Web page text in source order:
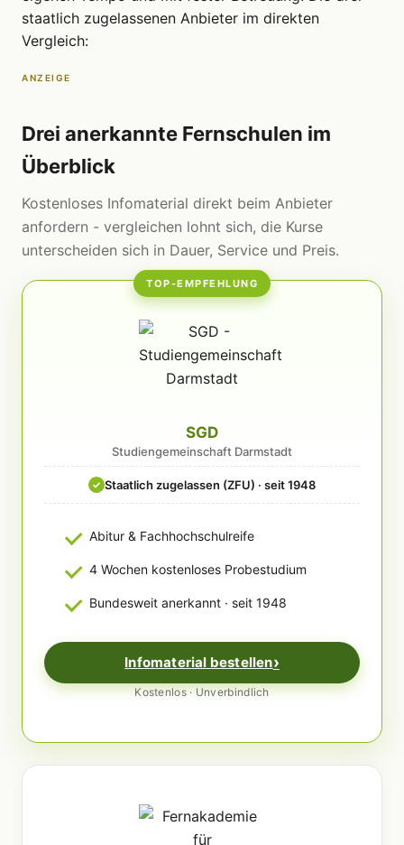
staatlich zugelassenen Anbieter im direkten
Vergleich:
ANZEIGE
Drei anerkannte Fernschulen im
Überblick
Kostenloses Infomaterial direkt beim Anbieter
anfordern - vergleichen lohnt sich, die Kurse
unterscheiden sich in Dauer, Service und Preis.
TOP-EMPFEHLUNG
SGD
Studiengemeinschaft Darmstadt
✓ Staatlich zugelassen (ZFU) · seit 1948
Abitur & Fachhochschulreife
4 Wochen kostenloses Probestudium
Bundesweit anerkannt · seit 1948
Infomaterial bestellen
Kostenlos · Unverbindlich